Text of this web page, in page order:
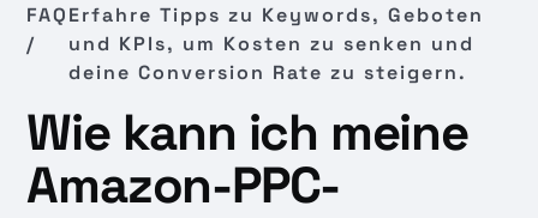
FAQ
/
Erfahre Tipps zu Keywords, Geboten
und KPIs, um Kosten zu senken und
deine Conversion Rate zu steigern.
Wie kann ich meine
Amazon-PPC-